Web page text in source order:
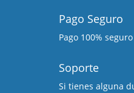
Pago Seguro
Pago 100%
Soporte
Si tienes alguna